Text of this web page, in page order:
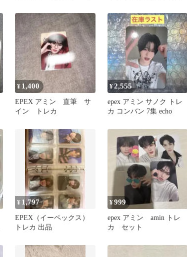
¥ 1,400
EPEX アミン 直筆 サ
イン トレカ
¥2,555
epex アミン サノク トレ
カ コンバン 7集 echo
¥ 1,797
EPEX（イーペックス）
トレカ 出品
¥999
epex アミン amin トレ
カ セット